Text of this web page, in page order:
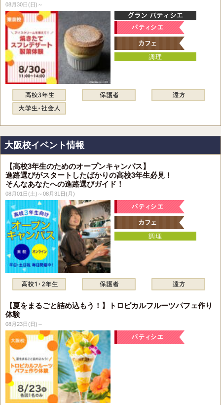
08月30日(日)～
大阪校イベント情報
【高校3年生のためのオープンキャンパス】
進路選びがスタートしたばかりの高校3年生必見！
そんなあなたへの進路選びガイド！
08月01日(土)～08月31日(月)
【夏をまるごと詰め込もう！】トロピカルフルーツパフェ作り
体験
08月23日(日)～